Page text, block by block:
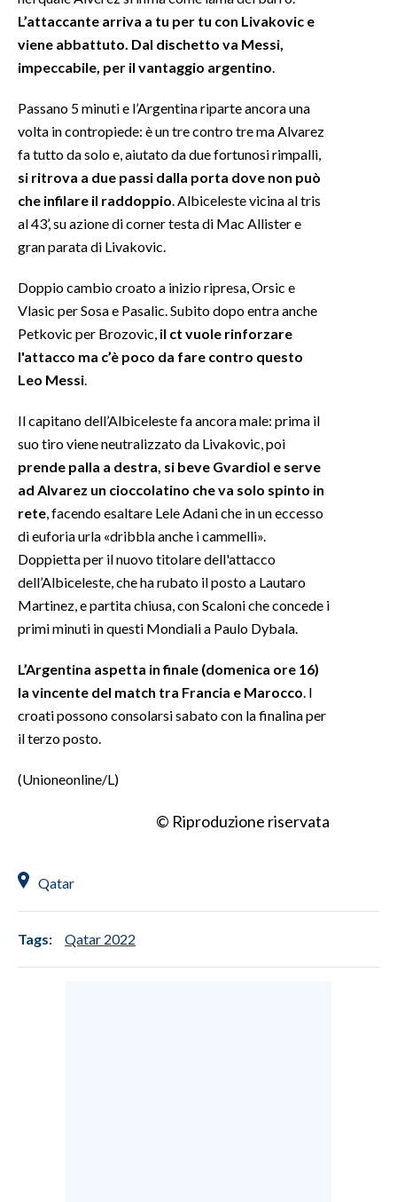
INFO AZIENDE
ABBONATI
ANNUNCI
NECROLOGI
PUBBLICITÀ
SPIAGGE
STORE
L’attaccante arriva a tu per tu con Livakovic e
viene abbattuto. Dal dischetto va Messi,
impeccabile, per il vantaggio argentino
Passano 5 minuti e l’Argentina riparte ancora una
volta in contropiede: è un tre contro tre ma Alvarez
fa tutto da solo e, aiutato da due fortunosi rimpalli,
si ritrova a due passi dalla porta dove non può
che infilare il raddoppio . Albiceleste vicina al tris
al 43’, su azione di corner testa di Mac Allister e
gran parata di Livakovic.
Doppio cambio croato a inizio ripresa, Orsic e
Vlasic per Sosa e Pasalic. Subito dopo entra anche
Petkovic per Brozovic, il ct vuole rinforzare
l'attacco ma c’è poco da fare contro questo
Leo Messi
Il capitano dell’Albiceleste fa ancora male: prima il
suo tiro viene neutralizzato da Livakovic, poi
prende palla a destra, si beve Gvardiol e serve
ad Alvarez un cioccolatino che va solo spinto in
rete , facendo esaltare Lele Adani che in un eccesso
di euforia urla «dribbla anche i cammelli».
Doppietta per il nuovo titolare dell'attacco
dell’Albiceleste, che ha rubato il posto a Lautaro
Martinez, e partita chiusa, con Scaloni che concede i
primi minuti in questi Mondiali a Paulo Dybala.
L’Argentina aspetta in finale (domenica ore 16)
la vincente del match tra Francia e Marocco . I
croati possono consolarsi sabato con la finalina per
il terzo posto.
(Unioneonline/L)
© Riproduzione riservata
Qatar
Tags: Qatar 2022